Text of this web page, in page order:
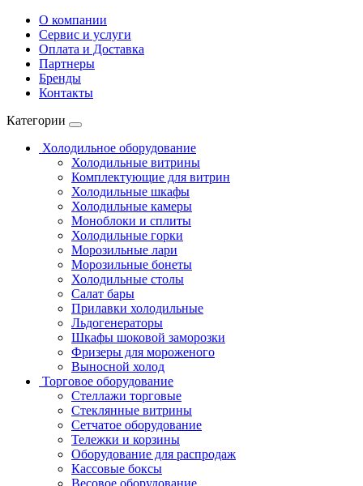
О компании
Сервис и услуги
Оплата и Доставка
Партнеры
Бренды
Контакты
Категории
Холодильное оборудование
Холодильные витрины
Комплектующие для витрин
Холодильные шкафы
Холодильные камеры
Моноблоки и сплиты
Холодильные горки
Морозильные лари
Морозильные бонеты
Холодильные столы
Салат бары
Прилавки холодильные
Льдогенераторы
Шкафы шоковой заморозки
Фризеры для мороженого
Выносной холод
Торговое оборудование
Стеллажи торговые
Стеклянные витрины
Сетчатое оборудование
Тележки и корзины
Оборудование для распродаж
Кассовые боксы
Весовое оборудование